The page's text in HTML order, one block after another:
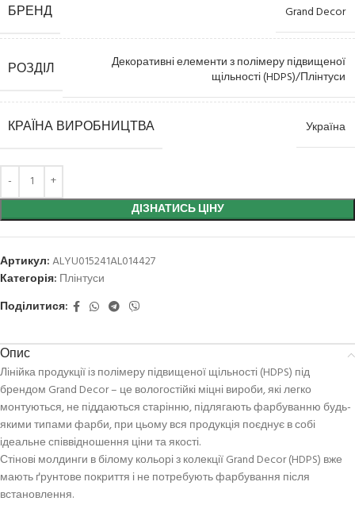
БРЕНД Grand Decor
РОЗДІЛ
Декоративні елементи з полімеру підвищеної
щільності (HDPS)/Плінтуси
КРАЇНА ВИРОБНИЦТВА Україна
ДІЗНАТИСЬ ЦІНУ
Артикул:ALYU015241AL014427
Категорія: Плінтуси
Поділитися:
Опис
Лінійка продукції iз полімеру підвищеної щільності (HDPS) під
брендом Grand Decor – це вологостійкі міцні вироби, які легко
монтуються, не піддаються старінню, підлягають фарбуванню будь-
якими типами фарби, при цьому вся продукція поєднує в собі
ідеальне співвідношення ціни та якості.
Стiновi молдинги в білому кольорі з колекції Grand Decor (HDPS) вже
мають ґрунтове покриття і не потребують фарбування після
встановлення.